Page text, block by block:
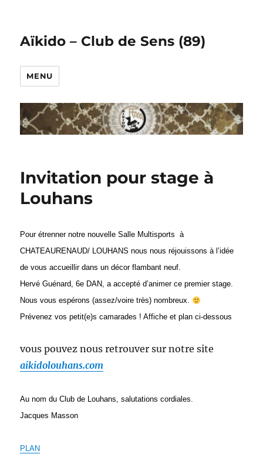
Aïkido – Club de Sens (89)
MENU
Invitation pour stage à
Louhans
Pour étrenner notre nouvelle Salle Multisports à
CHATEAURENAUD/ LOUHANS nous nous réjouissons à l’idée
de vous accueillir dans un décor flambant neuf.
Hervé Guénard, 6e DAN, a accepté d’animer ce premier stage.
Nous vous espérons (assez/voire très) nombreux.
Prévenez vos petit(e)s camarades ! Affiche et plan ci-dessous
vous pouvez nous retrouver sur notre site
aikidolouhans.com
Au nom du Club de Louhans, salutations cordiales.
Jacques Masson
PLAN